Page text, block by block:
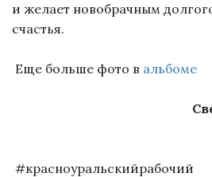
и желает новобрачным
счастья.
Еще больше фото в альбоме
#красноуральскийрабочий